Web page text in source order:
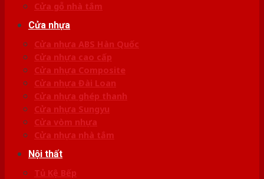
Cửa gỗ nhà tắm
Cửa nhựa
Cửa nhựa ABS Hàn Quốc
Cửa nhựa cao cấp
Cửa nhựa Composite
Cửa nhựa Đài Loan
Cửa nhựa ghép thanh
Cửa nhựa Sungyu
Cửa vòm nhựa
Cửa nhựa nhà tắm
Nội thất
Tủ Kệ Bếp